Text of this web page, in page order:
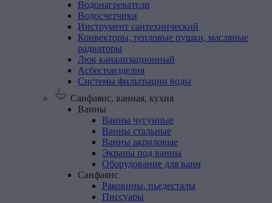
Водонагреватели
Водосчетчики
Инструмент сантехнический
Конвекторы, тепловые пушки, масляные
радиаторы
Люк канализационный
Асбестоизделия
Системы фильтрации воды
Санфаянс, ванная, кухня
Ванны
Ванны чугунные
Ванны стальные
Ванны акриловые
Экраны под ванны
Оборудование для ванн
Санфаянс
Раковины, пьедесталы
Писсуары